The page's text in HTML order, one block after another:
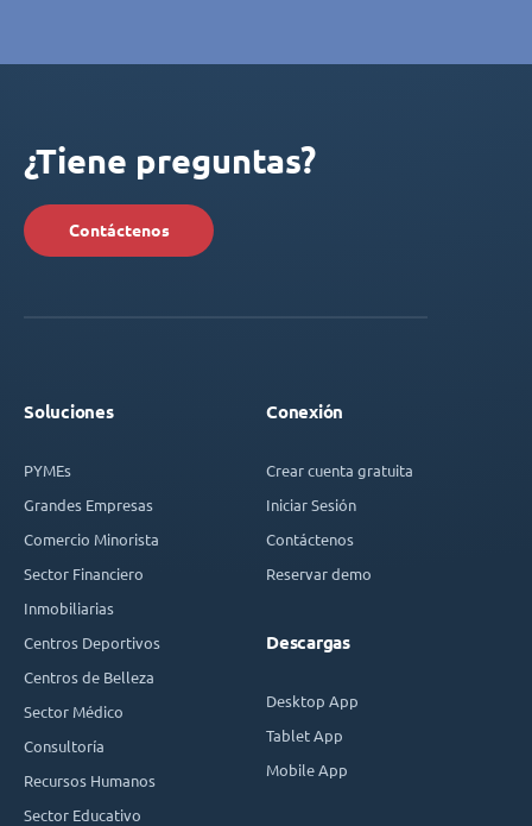
¿Tiene preguntas?
Contáctenos
Soluciones
PYMEs
Grandes Empresas
Comercio Minorista
Sector Financiero
Inmobiliarias
Centros Deportivos
Centros de Belleza
Sector Médico
Consultoría
Recursos Humanos
Sector Educativo
Conexión
Crear cuenta gratuita
Iniciar Sesión
Contáctenos
Reservar demo
Descargas
Desktop App
Tablet App
Mobile App